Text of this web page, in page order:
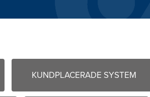
KUNDPLACERADE SYSTEM